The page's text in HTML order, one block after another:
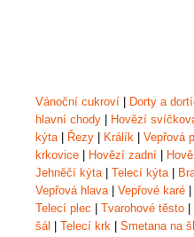
Vánoční cukroví Dorty a
hlavní chody
Hovězí
kýta| Řezy Králík Vepřová
krkovice
Hovězí zadní
Jehněčí kýta| Telecí kýta|
Vepřová hlava| Vepřové karé
Telecí plec
Tvarohové těsto
šál
Telecí krk Smetana na